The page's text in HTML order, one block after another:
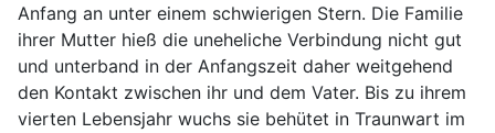
Anfang an unter einem schwierigen Stern. Die Familie
ihrer Mutter hieß die uneheliche Verbindung nicht gut
und unterband in der Anfangszeit daher weitgehend
den Kontakt zwischen ihr und dem Vater. Bis zu ihrem
vierten Lebensjahr wuchs sie behütet in Traunwart im